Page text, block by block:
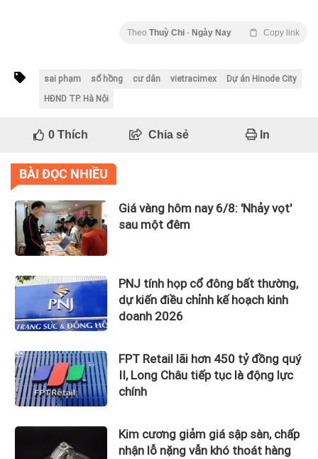
Theo Thuỳ Chi - Ngày Nay Copy link
sai phạm sổ hồng cư dân vietracimex
Dự án Hinode City
HĐND TP. Hà Nội
0Thích Chia sẻ In
BÀI ĐỌC NHIỀU
Giá vàng hôm nay 6/8: 'Nhảy vọt'
sau một đêm
PNJ tính họp cổ đông bất thường,
dự kiến điều chỉnh kế hoạch kinh
doanh 2026
FPT Retail lãi hơn 450 tỷ đồng quý
II, Long Châu tiếp tục là động lực
chính
Kim cương giảm giá sập sàn, chấp
nhận lỗ nặng vẫn khó thoát hàng